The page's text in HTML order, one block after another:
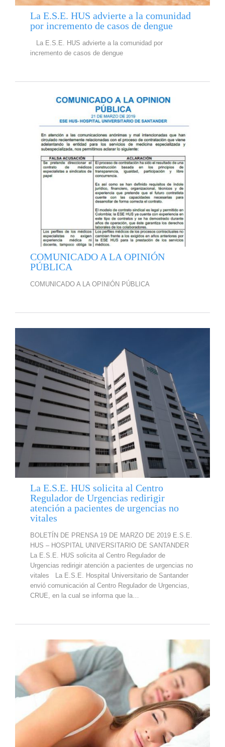
La E.S.E. HUS advierte a la comunidad
por incremento de casos de dengue
La E.S.E. HUS advierte a la comunidad por
incremento de casos de dengue
COMUNICADO A LA OPINIÓN
PÚBLICA
COMUNICADO A LA OPINIÓN PÚBLICA
La E.S.E. HUS solicita al Centro
Regulador de Urgencias redirigir
atención a pacientes de urgencias no
vitales
BOLETÍN DE PRENSA 19 DE MARZO DE 2019 E.S.E.
HUS – HOSPITAL UNIVERSITARIO DE SANTANDER
La E.S.E. HUS solicita al Centro Regulador de
Urgencias redirigir atención a pacientes de urgencias no
vitales La E.S.E. Hospital Universitario de Santander
envió comunicación al Centro Regulador de Urgencias,
CRUE, en la cual se informa que la…